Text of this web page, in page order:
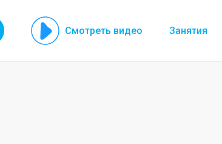
Смотреть видео Занятия